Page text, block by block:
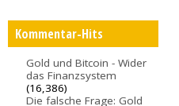
Kommentar-Hits
Gold und Bitcoin - Wider
das Finanzsystem
(16,386)
Die falsche Frage: Gold